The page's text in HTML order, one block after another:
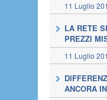
11 Luglio
LA RETE
PREZZI
11 Luglio
ANCORA